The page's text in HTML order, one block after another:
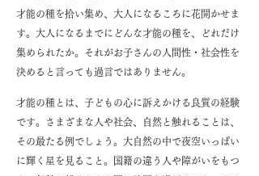
才能の種を拾い集め、大人になるころに花開かせま
す。大人になるまでにどんな才能の種を、どれだけ
集められたか。それがお子さんの人間性・社会性を
決めると言っても過言ではありません。
才能の種とは、子どもの心に訴えかける良質の経験
です。さまざまな人や社会、自然と触れることは、
その最たる例でしょう。大自然の中で夜空いっぱい
に輝く星を見ること。国籍の違う人や障がいをもつ